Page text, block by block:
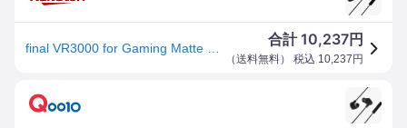
合計10,237円
（送料無料） 税込 10,237 円